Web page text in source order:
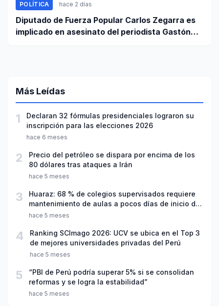
POLÍTICA hace 2 días
Diputado de Fuerza Popular Carlos Zegarra es
implicado en asesinato del periodista Gastón
Más Leídas
1
Declaran 32 fórmulas presidenciales lograron su
inscripción para las elecciones 2026
hace 6 meses
2
Precio del petróleo se dispara por encima de los
80 dólares tras ataques a Irán
hace 5 meses
3
Huaraz: 68 % de colegios supervisados requiere
mantenimiento de aulas a pocos días de inicio del
año escolar 2026
hace 5 meses
4
Ranking SCImago 2026: UCV se ubica en el Top 3
de mejores universidades privadas del Perú
hace 5 meses
5
“PBI de Perú podría superar 5% si se consolidan
reformas y se logra la estabilidad”
hace 5 meses